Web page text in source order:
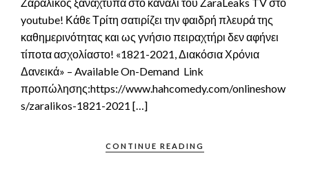
youtube! Κάθε Τρίτη σατιρίζει την φαιδρή πλευρά της
καθημερινότητας και ως γνήσιο πειραχτήρι δεν αφήνει
τίποτα ασχολίαστο! «1821-2021, Διακόσια Χρόνια
Δανεικά» – Available On-Demand Link
προπώλησης:https://www.hahcomedy.com/onlineshow
s/zaralikos-1821-2021 […]
CONTINUE READING